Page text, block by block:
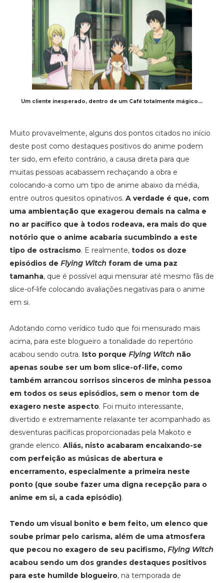
Um cliente inesperado, dentro de um Café totalmente mágico...
Muito provavelmente, alguns dos pontos citados no início
deste post como destaques positivos do anime podem
ter sido, em efeito contrário, a causa direta para que
muitas pessoas acabassem rechaçando a obra e
colocando-a como um tipo de anime abaixo da média,
entre outros quesitos opinativos. A verdade é que, com
uma ambientação que exagerou demais na calma e
no ar pacífico que à todos rodeava, era mais do que
notório que o anime acabaria sucumbindo a este
tipo de ostracismo. E realmente, todos os doze
episódios de Flying Witch foram de uma paz
tamanha, que é possível aqui mensurar até mesmo fãs de
slice-of-life colocando avaliações negativas para o anime
em si.
Adotando como verídico tudo que foi mensurado mais
acima, para este blogueiro a tonalidade do repertório
acabou sendo outra. Isto porque Flying Witch não
apenas soube ser um bom slice-of-life, como
também arrancou sorrisos sinceros de minha pessoa
em todos os seus episódios, sem o menor tom de
exagero neste aspecto. Foi muito interessante,
divertido e extremamente relaxante ter acompanhado as
desventuras pacíficas proporcionadas pela Makoto e
grande elenco. Aliás, nisto acabaram encaixando-se
com perfeição as músicas de abertura e
encerramento, especialmente a primeira neste
ponto (que soube fazer uma digna recepção para o
anime em si, a cada episódio).
Tendo um visual bonito e bem feito, um elenco que
soube primar pelo carisma, além de uma atmosfera
que pecou no exagero de seu pacifismo, Flying Witch
acabou sendo um dos grandes destaques positivos
para este humilde blogueiro, na temporada de